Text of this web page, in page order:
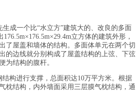
成一个比“水立方”建筑大的、改良的多面
立方体的建筑外形，
了屋盖和墙体的结构。多面体单元在两个切
的边线就分别构成了屋盖结构的上弦、下弦
为结构的腹杆。
构进行支撑，总面积达10万平方米。根据
枕结构，内外墙面采用三层膜气枕结构，通